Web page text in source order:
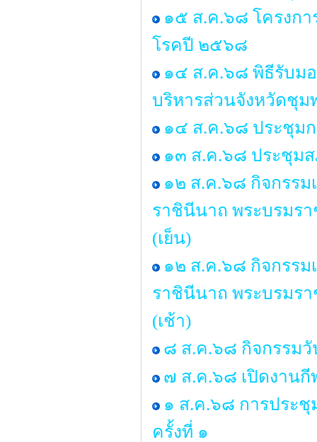
๑๕ ส.ค.๖๘ โครงก
โรคปี ๒๕๖๘
๑๔ ส.ค.๖๘ พิธีรับม
บริหารส่วนจังหวัดชุม
๑๔ ส.ค.๖๘ ประชุม
๑๓ ส.ค.๖๘ ประชุม
๑๒ ส.ค.๖๘ กิจกรรม
ราชินีนาถ พระบรมร
(เย็น)
๑๒ ส.ค.๖๘ กิจกรรม
ราชินีนาถ พระบรมร
(เช้า)
๘ ส.ค.๖๘ กิจกรรม
๗ ส.ค.๖๘ เปิดงานกี
๑ ส.ค.๖๘ การประ
ครั้งที่ ๑